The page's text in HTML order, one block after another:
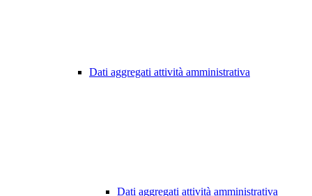
Dati aggregati attività amministrativa
Dati aggregati attività amministrativa